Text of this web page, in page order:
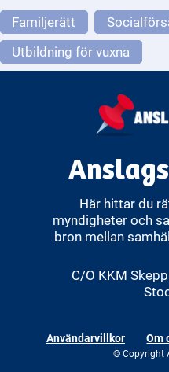
Familjerätt
Utbildning för vuxna
Här hittar du
myndigheter och
bron mellan
C/O KKM
Användarvillkor Om
© Copyright